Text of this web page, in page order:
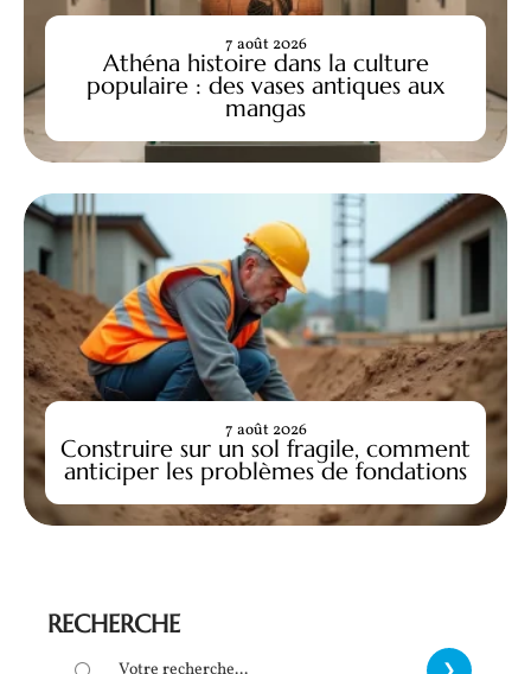
Athéna histoire dans la culture
populaire : des vases antiques aux
mangas
7 août 2026
Construire sur un sol fragile, comment
anticiper les problèmes de fondations
7 août 2026
RECHERCHE